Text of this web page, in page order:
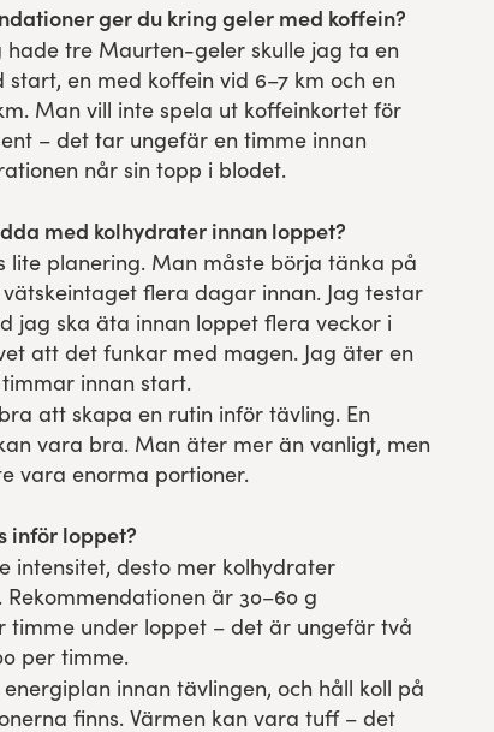
ger du kring geler med koffein?
hade tre Maurten-geler skulle jag ta en
start, en med koffein vid 6–7 km och en
Man vill inte spela ut koffeinkortet för
– det tar ungefär en timme innan
når sin topp i blodet.
med kolhydrater innan loppet?
lite planering. Man måste börja tänka på
flera dagar innan. Jag testar
jag ska äta innan loppet flera veckor i
att det funkar med magen. Jag äter en
innan start.
att skapa en rutin inför tävling. En
vara bra. Man äter mer än vanligt, men
vara enorma portioner.
inför loppet?
intensitet, desto mer kolhydrater
är 30–60 g
timme under loppet – det är ungefär två
per timme.
energiplan innan tävlingen, och håll koll på
finns. Värmen kan vara tuff – det